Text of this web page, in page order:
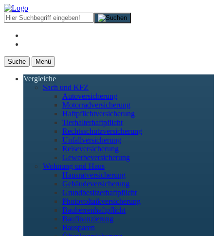
Suche Menü
Vergleiche
Sach und KFZ
Autoversicherung
Motorradversicherung
Haftpflichtversicherung
Tierhalterhaftpflicht
Rechtsschutzversicherung
Unfallversicherung
Reiseversicherung
Gewerbeversicherung
Wohnung und Haus
Hausratversicherung
Gebäudeversicherung
Grundbesitzerhaftpflicht
Photovoltaikversicherung
Bauherrenhaftpflicht
Baufinanzierung
Bausparen